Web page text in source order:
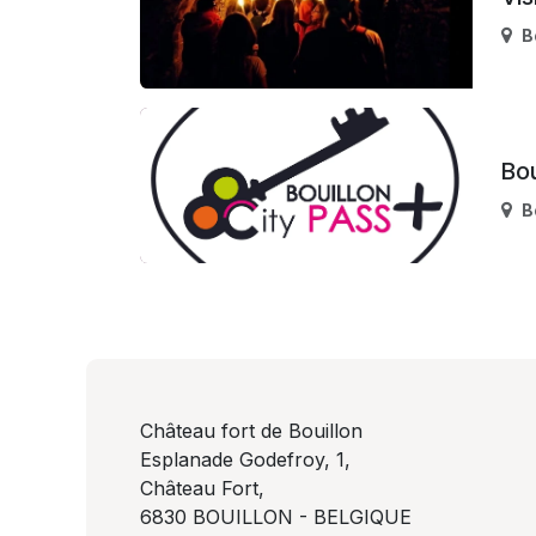
Château fort de Bouillon
Esplanade Godefroy, 1,
Château Fort,
6830 BOUILLON - BELGIQUE